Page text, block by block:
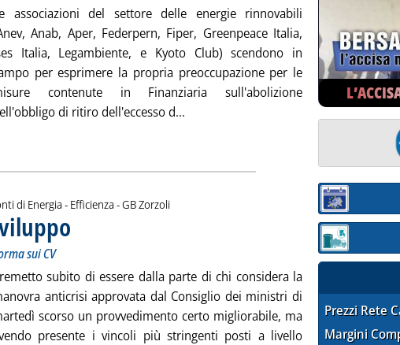
associazioni del settore delle energie rinnovabili
Anab, Aper, Federpern, Fiper, Greenpeace Italia,
Italia, Legambiente, e Kyoto Club) scendono in
per esprimere la propria preoccupazione per le
contenute in Finanziaria sull'abolizione
di ritiro dell'eccesso d... Leggi tutta la notizia: 'Rinnovabili,
di Energia - Efficienza -di:
GB Zorzoli
sui CV
subito di essere dalla parte di chi considera la
anticrisi approvata dal Consiglio dei ministri di
scorso un provvedimento certo migliorabile, ma
presente i vincoli più stringenti posti a livello
Sezione:
Sezione:
Prezzi Rete
Margini